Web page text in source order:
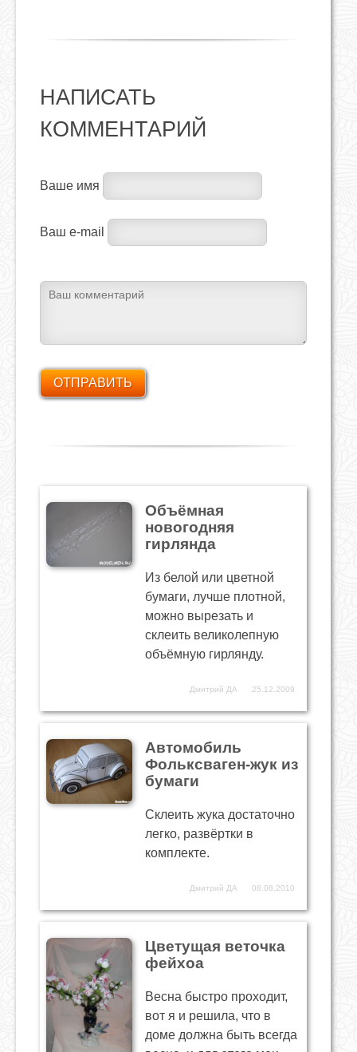
НАПИСАТЬ
КОММЕНТАРИЙ
Ваше имя
Ваш e-mail
Объёмная
новогодняя
гирлянда
Из белой или цветной
бумаги, лучше плотной,
можно вырезать и
склеить великолепную
объёмную гирлянду.
Дмитрий ДА 25.12.2009
Автомобиль
Фольксваген-жук из
бумаги
Склеить жука достаточно
легко, развёртки в
комплекте.
Дмитрий ДА 08.08.2010
Цветущая веточка
фейхоа
Весна быстро проходит,
вот я и решила, что в
доме должна быть всегда